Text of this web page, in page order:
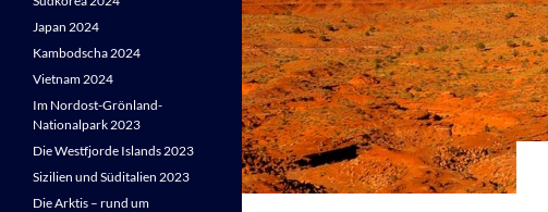
Japan 2024
Kambodscha 2024
Vietnam 2024
Im Nordost-Grönland-
Nationalpark 2023
Die Westfjorde Islands 2023
Sizilien und Süditalien 2023
Die Arktis – rund um